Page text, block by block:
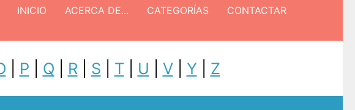
INICIO ACERCA DE... CATEGORÍAS CONTACTAR
P Q R S T| U V| Y Z